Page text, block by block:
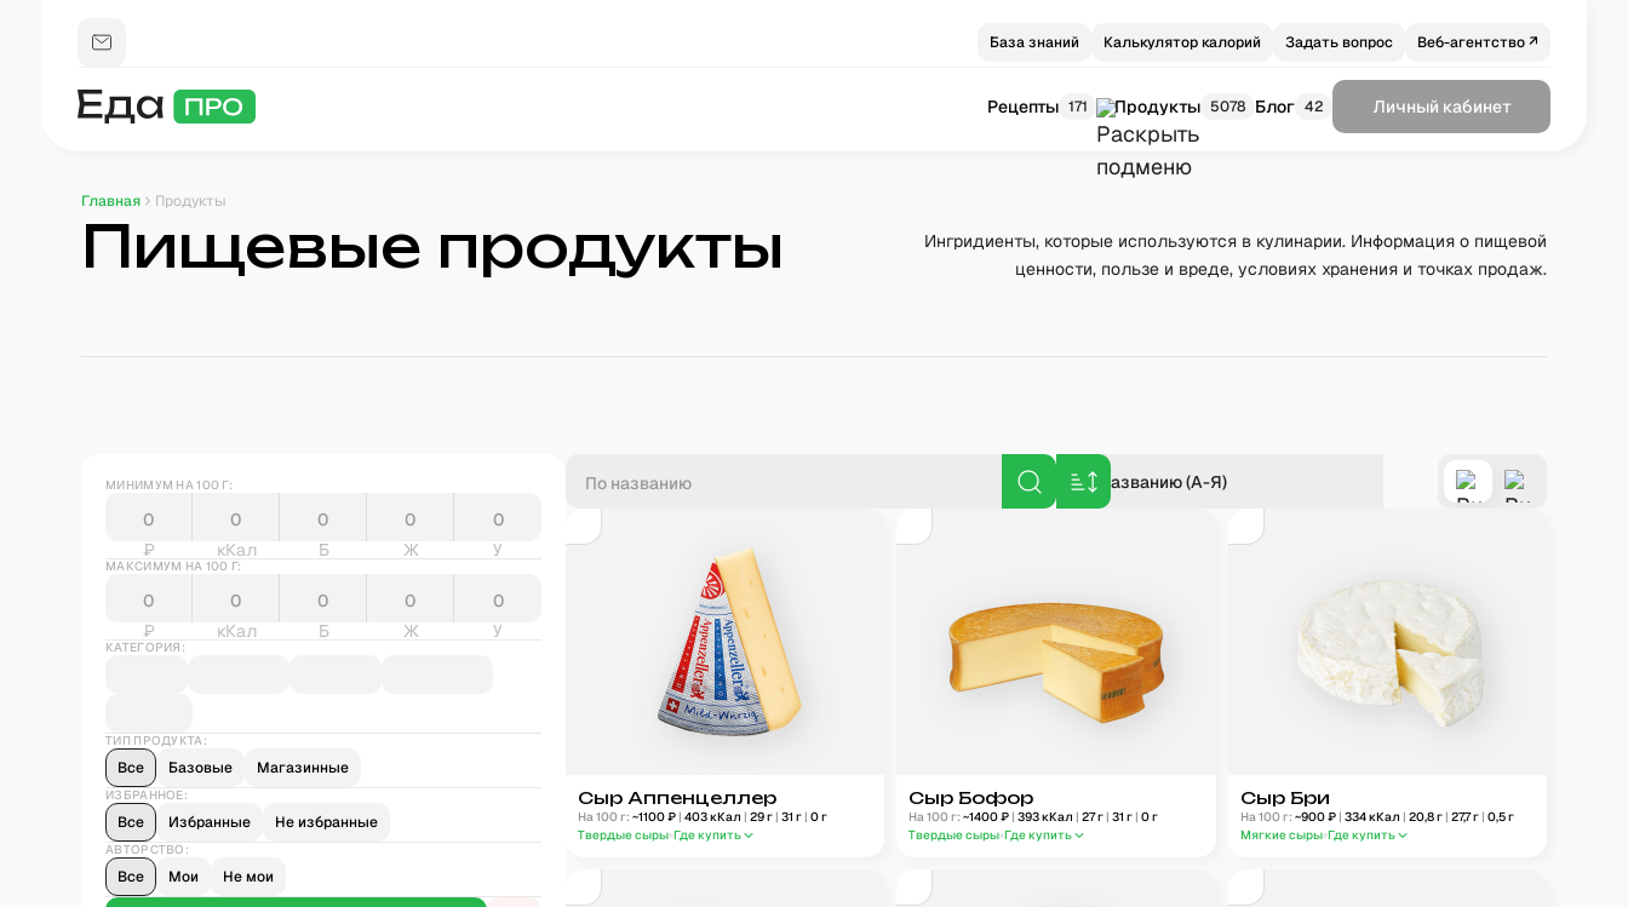
База знаний Калькулятор калорий Задать вопрос Веб-агентство ↗
Рецепты 171 Продукты 5078 Блог 42 Личный кабинет
Главная Продукты
Пищевые продукты
Ингридиенты, которые используются в кулинарии. Информация о пищевой
ценности, пользе и вреде, условиях хранения и точках продаж.
МИНИМУМ НА 100 Г:
₽ кКал Б Ж У
МАКСИМУМ НА 100 Г:
₽ кКал Б Ж У
КАТЕГОРИЯ:
ТИП ПРОДУКТА:
Все Базовые Магазинные
ИЗБРАННОЕ:
Все Избранные Не избранные
АВТОРСТВО:
Все Мои Не мои
По названию (А-Я)
Сыр Аппенцеллер
На 100 г: ~1100₽ | 403кКал | 29г | 31 г | 0г
Твердые сыры Где купить
Сыр Бофор
На 100 г: ~1400₽ | 393кКал | 27г | 31 г | 0г
Твердые сыры Где купить
Сыр Бри
На 100 г: ~900₽ | 334кКал | 20,8г | 27,7г | 0,5г
Мягкие сыры Где купить